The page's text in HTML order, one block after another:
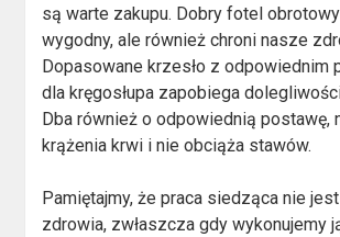
są warte zakupu. Dobry fotel
wygodny, ale również chroni nasze
Dopasowane krzesło z odpowiednim
dla kręgosłupa zapobiega
Dba również o odpowiednią postawę,
krążenia krwi i nie obciąża stawów.
Pamiętajmy, że praca siedząca nie
zdrowia, zwłaszcza gdy wykonujemy